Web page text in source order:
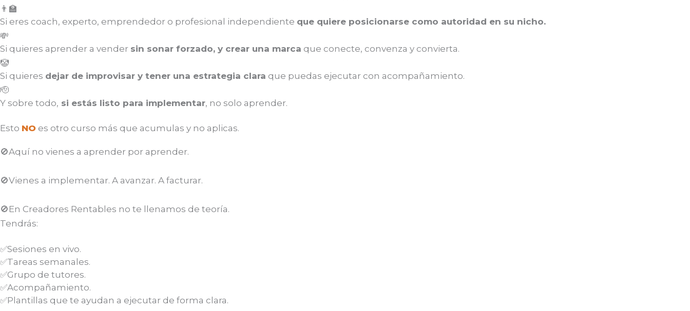
👨‍🏫
Si eres coach, experto, emprendedor o profesional independiente que quiere posicionarse como autoridad en su nicho.
💸
Si quieres aprender a vender sin sonar forzado, y crear una marca que conecte, convenza y convierta.
🤡
Si quieres dejar de improvisar y tener una estrategia clara que puedas ejecutar con acompañamiento.
🫡
Y sobre todo, si estás listo para implementar, no solo aprender.
Esto NO es otro curso más que acumulas y no aplicas.
🚫Aquí no vienes a aprender por aprender.
🚫Vienes a implementar. A avanzar. A facturar.
🚫En Creadores Rentables no te llenamos de teoría.
Tendrás:
✅Sesiones en vivo.
✅Tareas semanales.
✅Grupo de tutores.
✅Acompañamiento.
✅Plantillas que te ayudan a ejecutar de forma clara.